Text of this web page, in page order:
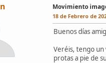
Movimiento
18 de Febrero de
Buenos días
Veréis, tengo un
protas a pie de